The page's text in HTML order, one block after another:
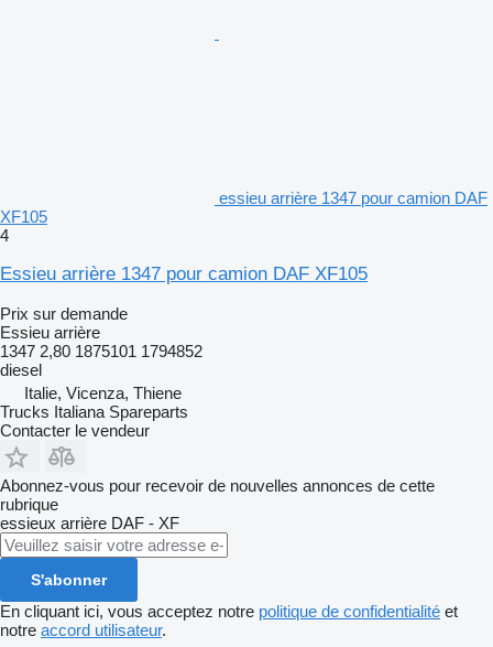
essieu arrière 1347 pour camion DAF
XF105
4
Essieu arrière 1347 pour camion DAF XF105
Prix sur demande
Essieu arrière
1347 2,80 1875101 1794852
diesel
Italie, Vicenza, Thiene
Trucks Italiana Spareparts
Contacter le vendeur
Abonnez-vous pour recevoir de nouvelles annonces de cette
rubrique
essieux arrière DAF - XF
S'abonner
En cliquant ici, vous acceptez notre politique de confidentialité et
notre accord utilisateur.